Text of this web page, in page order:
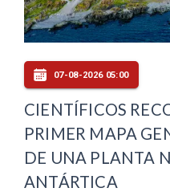
07-08-2026 05:00
CIENTÍFICOS
PRIMER MAPA
DE UNA PLANTA
ANTÁRTICA